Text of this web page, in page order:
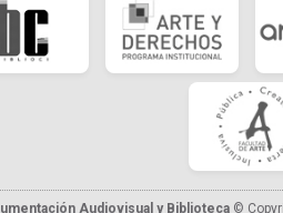
Audiovisual y Biblioteca ©